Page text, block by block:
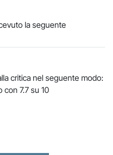
la seguente
critica nel seguente modo:
con 7.7 su 10